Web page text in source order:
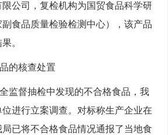
限公司，复检机构为国贸食品科学研
食品质量检验检测中心），该产品
。
的核查处置
监督抽检中发现的不合格食品，我
进行立案调查。对标称生产企业在
已将不合格食品情况通报了当地食